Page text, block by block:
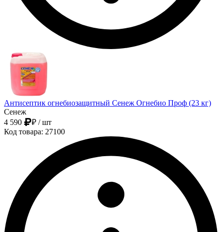
Антисептик огнебиозащитный Сенеж Огнебио Проф (23 кг)
Сенеж
4 590
₽ / шт
Код товара: 27100